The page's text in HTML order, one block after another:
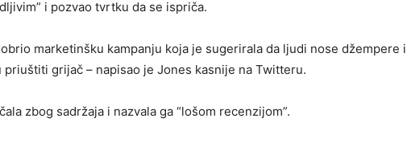
i pozvao tvrtku da se ispriča.
marketinšku kampanju koja je sugerirala da ljudi nose džempere i
priuštiti grijač – napisao je Jones kasnije na Twitteru.
zbog sadržaja i nazvala ga “lošom recenzijom”.